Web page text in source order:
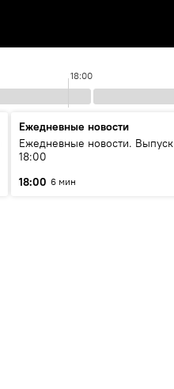
18:00
Ежедневные новости
Ежедневные новости. Выпуск
18:00
18:00 6 мин